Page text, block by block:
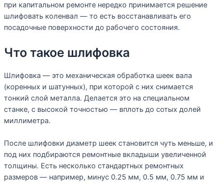
при капитальном ремонте нередко принимается решение
шлифовать коленвал — то есть восстанавливать его
посадочные поверхности до рабочего состояния.
Что такое шлифовка
Шлифовка — это механическая обработка шеек вала
(коренных и шатунных), при которой с них снимается
тонкий слой металла. Делается это на специальном
станке, с высокой точностью — вплоть до сотых долей
миллиметра.
После шлифовки диаметр шеек становится чуть меньше, и
под них подбираются ремонтные вкладыши увеличенной
толщины. Есть несколько стандартных ремонтных
размеров — например, минус 0.25 мм, 0.5 мм, 0.75 мм и